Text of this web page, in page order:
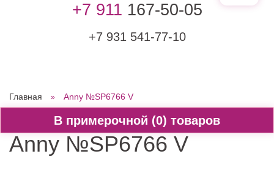
0
+7 911 167-50-05
+7 931 541-77-10
Главная Anny №SP6766 V
Anny №SP6766 V